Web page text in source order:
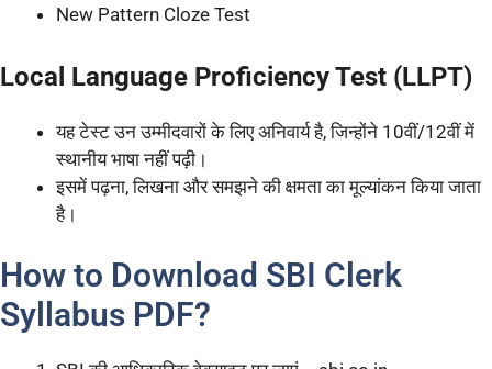
New Pattern Cloze Test
Local Language Proficiency Test (LLPT)
यह टेस्ट उन उम्मीदवारों के लिए अनिवार्य है, जिन्होंने 10वीं/12वीं में
स्थानीय भाषा नहीं पढ़ी।
इसमें पढ़ना, लिखना और समझने की क्षमता का मूल्यांकन किया जाता
है।
How to Download SBI Clerk
Syllabus PDF?